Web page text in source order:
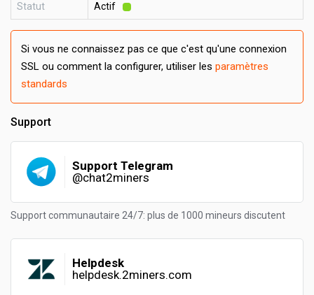
Statut Actif
Si vous ne connaissez pas ce que c'est qu'une connexion
SSL ou comment la configurer, utiliser les paramètres
standards
Support
Support Telegram
@chat2miners
Support communautaire 24/7: plus de 1000 mineurs discutent
Helpdesk
helpdesk.2miners.com